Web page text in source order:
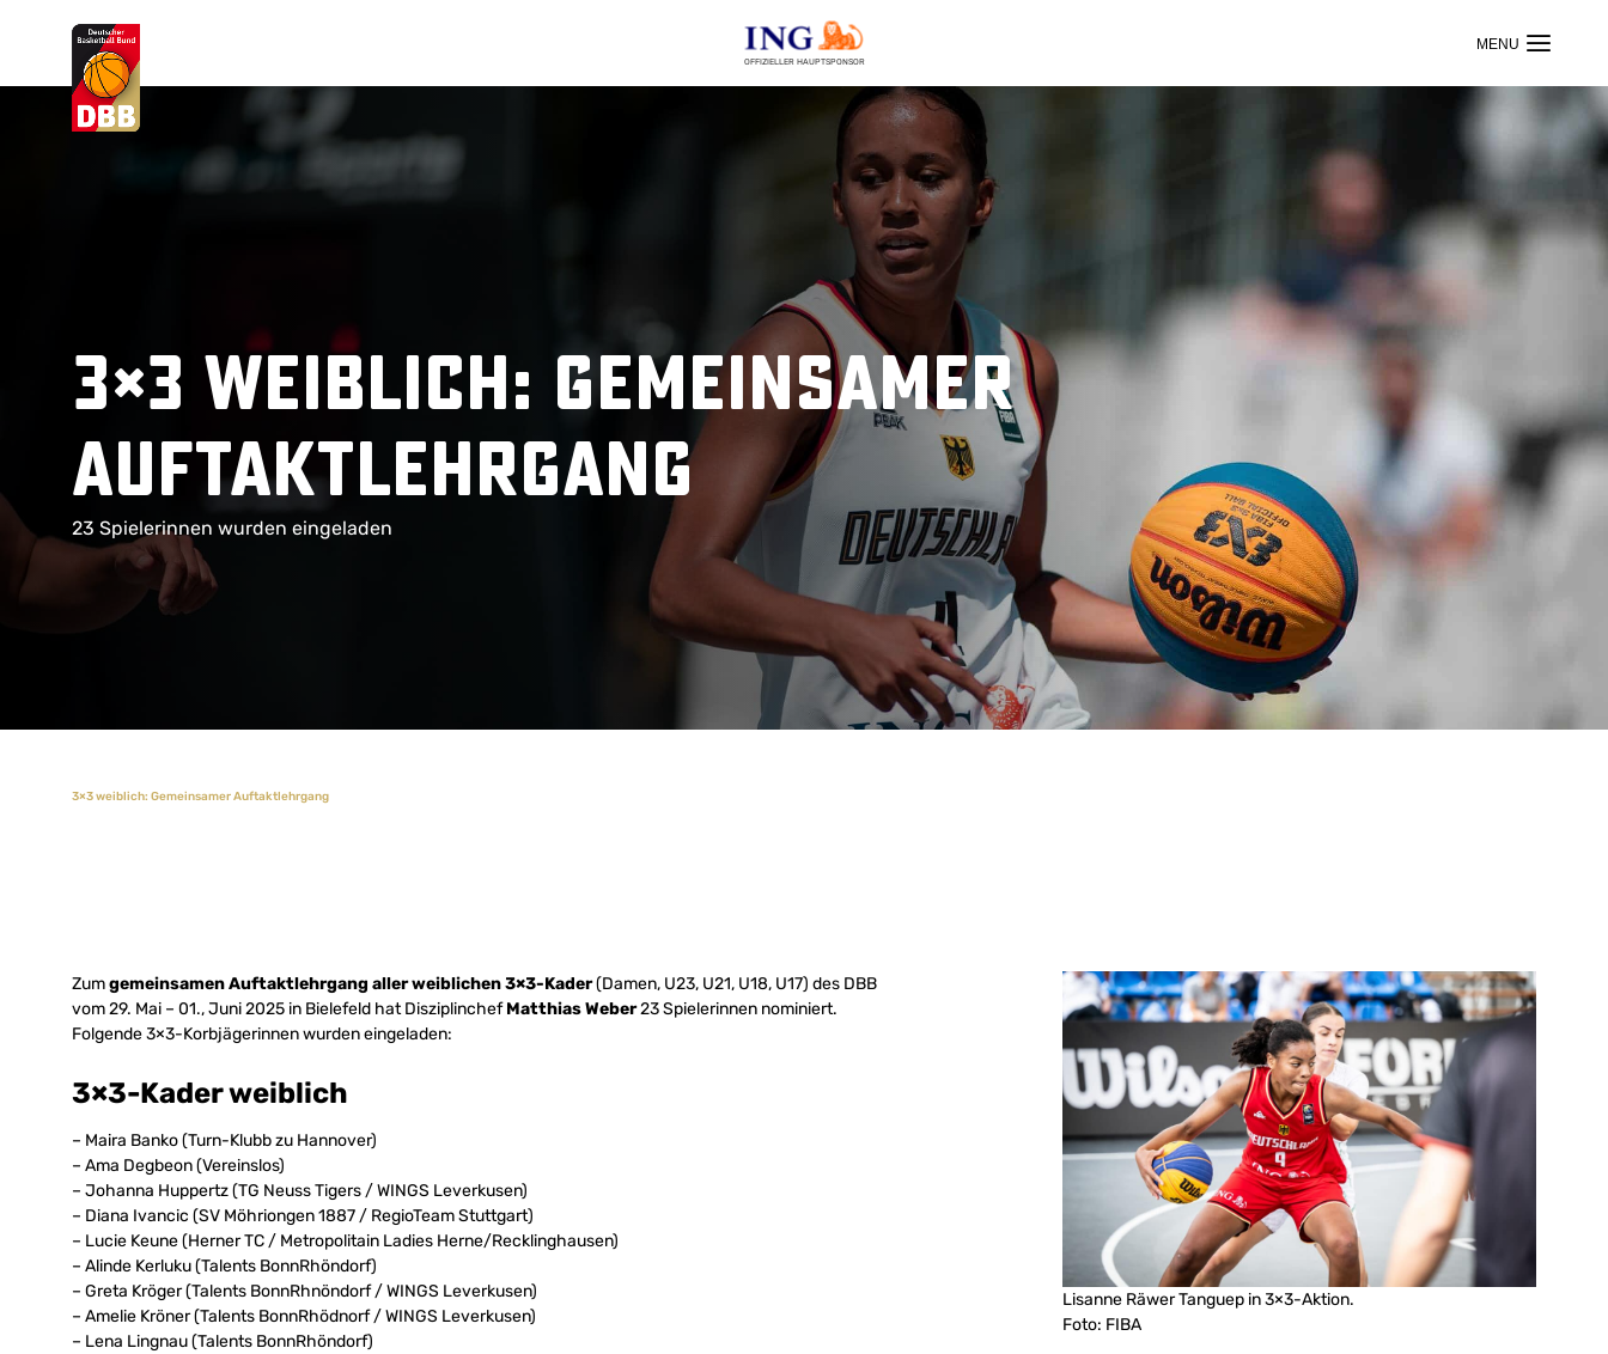
OFFIZIELLER HAUPTSPONSOR
Suchvorschläge
3×3 weiblich: Gemeinsamer
Auftaktlehrgang
23 Spielerinnen wurden eingeladen
3×3 weiblich: Gemeinsamer Auftaktlehrgang
Zumgemeinsamen Auftaktlehrgang aller weiblichen 3×3-Kader(Damen, U23, U21, U18, U17) des DBB
vom 29. Mai – 01., Juni 2025 in Bielefeld hat DisziplinchefMatthias Weber23 Spielerinnen nominiert.
Folgende 3×3-Korbjägerinnen wurden eingeladen:
3×3-Kader weiblich
– Maira Banko (Turn-Klubb zu Hannover)
– Ama Degbeon (Vereinslos)
– Johanna Huppertz (TG Neuss Tigers / WINGS Leverkusen)
– Diana Ivancic (SV Möhriongen 1887 / RegioTeam Stuttgart)
– Lucie Keune (Herner TC / Metropolitain Ladies Herne/Recklinghausen)
– Alinde Kerluku (Talents BonnRhöndorf)
– Greta Kröger (Talents BonnRhnöndorf / WINGS Leverkusen)
– Amelie Kröner (Talents BonnRhödnorf / WINGS Leverkusen)
– Lena Lingnau (Talents BonnRhöndorf)
Lisanne Räwer Tanguep in 3×3-Aktion.
Foto: FIBA